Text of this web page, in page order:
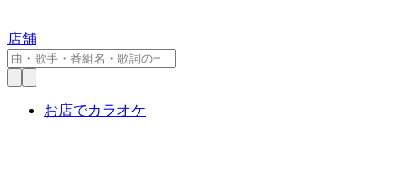
店舗
お店でカラオケ